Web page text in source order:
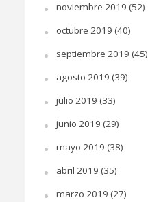
noviembre 2019 (52)
octubre 2019 (40)
septiembre 2019 (45)
agosto 2019 (39)
julio 2019 (33)
junio 2019 (29)
mayo 2019 (38)
abril 2019 (35)
marzo 2019 (27)